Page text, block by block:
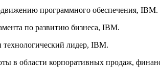
программного обеспечения, IBM.
по развитию бизнеса, IBM.
лидер, IBM.
в области корпоративных продаж,